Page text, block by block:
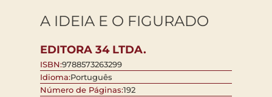
A IDEIA E O FIGURADO
EDITORA 34 LTDA.
ISBN:9788573263299
Idioma:Português
Número de Páginas:192